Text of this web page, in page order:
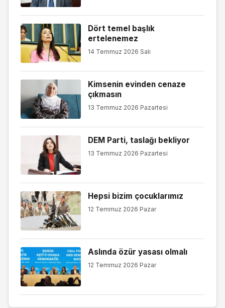
Dört temel başlık
ertelenemez
14 Temmuz 2026 Salı
Kimsenin evinden cenaze
çıkmasın
13 Temmuz 2026 Pazartesi
DEM Parti, taslağı bekliyor
13 Temmuz 2026 Pazartesi
Hepsi bizim çocuklarımız
12 Temmuz 2026 Pazar
Aslında özür yasası olmalı
12 Temmuz 2026 Pazar